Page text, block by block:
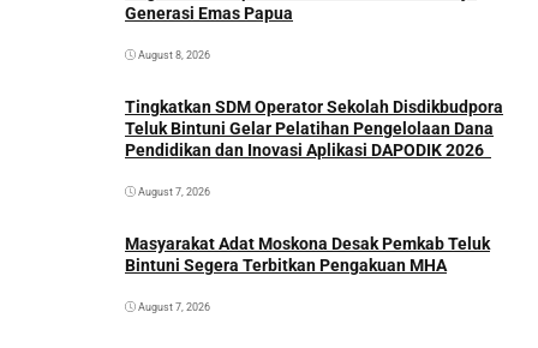
Generasi Emas Papua
August 8, 2026
Tingkatkan SDM Operator Sekolah Disdikbudpora
Teluk Bintuni Gelar Pelatihan Pengelolaan Dana
August 7, 2026
Masyarakat Adat Moskona Desak Pemkab Teluk
Bintuni Segera Terbitkan Pengakuan MHA
August 7, 2026